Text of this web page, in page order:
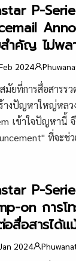
P-
ำคัญ ไม่พล
2024
มัยที่การสื่อสารร
างปัญหาใหญ่หลว
เข้าใจปัญหานี้
ที่จะช่
P-
on การโ
สื่อสารได้แ
2024